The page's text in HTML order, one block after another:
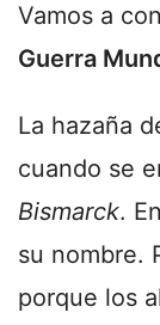
Vamos a
Guerra
La hazaña
cuando se
Bismarck.
su nombre.
porque los